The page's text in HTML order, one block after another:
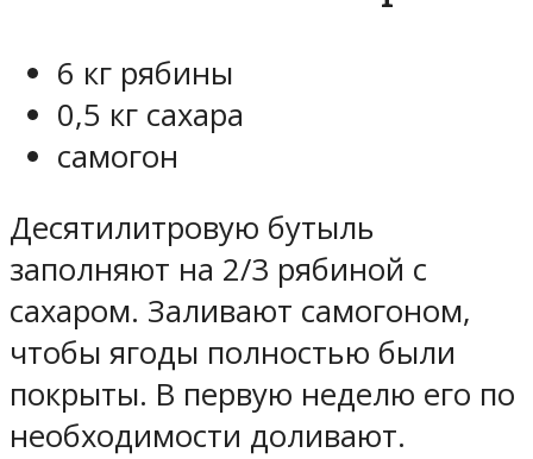
6 кг рябины
0,5 кг сахара
самогон
Десятилитровую бутыль
заполняют на 2/3 рябиной с
сахаром. Заливают самогоном,
чтобы ягоды полностью были
покрыты. В первую неделю его по
необходимости доливают.